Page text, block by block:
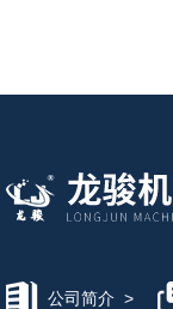
公司简介 >